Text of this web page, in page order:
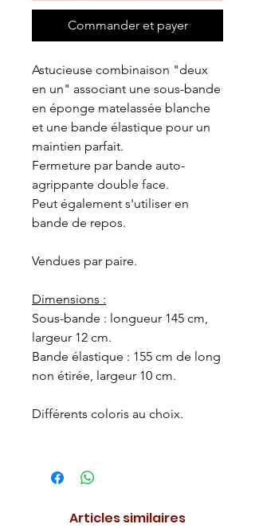
Commander et payer
Astucieuse combinaison "deux
en un" associant une sous-bande
en éponge matelassée blanche
et une bande élastique pour un
maintien parfait.
Fermeture par bande auto-
agrippante double face.
Peut également s'utiliser en
bande de repos.
Vendues par paire.
Dimensions :
Sous-bande : longueur 145 cm,
largeur 12 cm.
Bande élastique : 155 cm de long
non étirée, largeur 10 cm.
Différents coloris au choix.
Articles similaires